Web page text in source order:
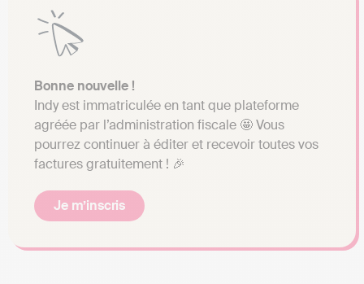
Bonne nouvelle !
Indy est immatriculée en tant que plateforme
agréée par l’administration fiscale 🤩 Vous
pourrez continuer à éditer et recevoir toutes vos
factures gratuitement ! 🎉
Je m’inscris